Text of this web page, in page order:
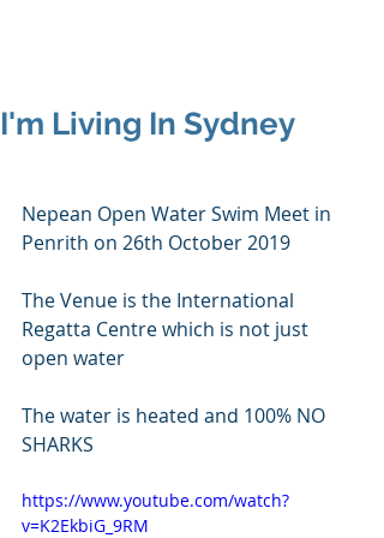
I'm Living In Sydney
Nepean Open Water Swim Meet in
Penrith on 26th October 2019
The Venue is the International
Regatta Centre which is not just
open water
The water is heated and 100% NO
SHARKS
https://www.youtube.com/watch?
v=K2EkbiG_9RM